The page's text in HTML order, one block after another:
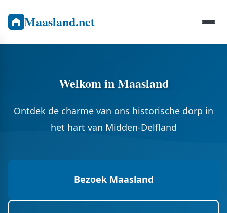
Maasland.net
Welkom in Maasland
Ontdek de charme van ons historische dorp in
het hart van Midden-Delfland
Bezoek Maasland